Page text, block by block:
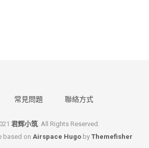
常見問題 聯絡方式
君辉小筑. All Rights Reserved.
based on Airspace Hugoby Themefisher